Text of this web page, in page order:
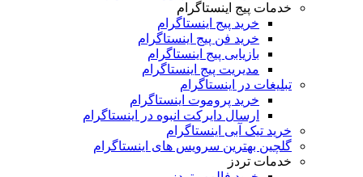
خدمات پیج اینستاگرام
خرید پیج اینستاگرام
خرید فن پیج اینستاگرام
بازیابی پیج اینستاگرام
مدیریت پیج اینستاگرام
تبلیغات در اینستاگرام
خرید پروموت اینستاگرام
ارسال دایرکت انبوه در اینستاگرام
خرید تیک آبی اینستاگرام
گلچین بهترین سرویس های اینستاگرام
خدمات تردز